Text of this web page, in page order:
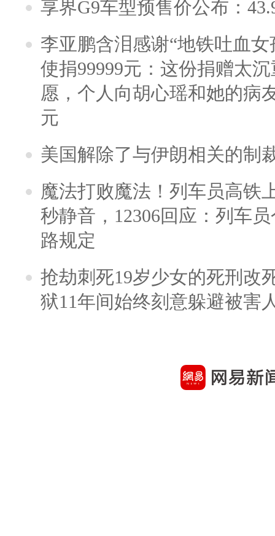
享界G9车型预售价公布：
李亚鹏含泪感谢“地铁吐血
使捐99999元：这份捐赠太
愿，个人向胡心瑶和她的病
元
美国解除了与伊朗相关的制
魔法打败魔法！列车员高铁
秒静音，12306回应：列车
路规定
抢劫刺死19岁少女的死刑改
狱11年间始终刻意躲避被害